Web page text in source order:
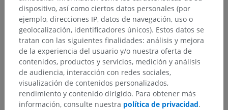
dispositivo, así como ciertos datos personales (por
ejemplo, direcciones IP, datos de navegación, uso o
geolocalización, identificadores únicos). Estos datos se
tratan con las siguientes finalidades: análisis y mejora
de la experiencia del usuario y/o nuestra oferta de
contenidos, productos y servicios, medición y análisis
de audiencia, interacción con redes sociales,
visualización de contenidos personalizados,
rendimiento y contenido dirigido. Para obtener más
información, consulte nuestra política de privacidad.